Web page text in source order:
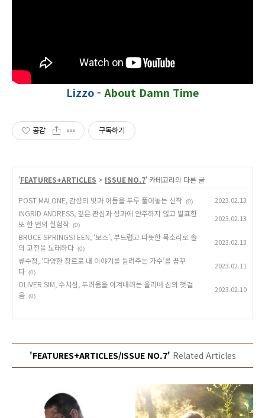
Lizzo - About Damn Time
공감 구독하기
'FEATURES+ARTICLES > ISSUE NO.7' 카테고리의 다른 글
POST MALONE, 감성의 빛과 어둠을 두루 풀어놓는 신작 (0) 2023.02.13
INGRID ANDRESS, 깊은 관심과 성과에 안주하지 않고 발표한
또 한 번의 실험작 (0)
2023.02.13
BRUCE SPRINGSTEEN, ‘보스’, 부드럽고 따뜻한 목소리로 솔
의 고전을 노래하다 (0)
2023.02.13
류수정, ‘다양한 장르로 내 이야기를 들려주는 가수’를 꿈꾸
다 (0)
2023.02.11
OLIVER SIM, 수치심, 두려움을 이겨내려는 올리버 심의 첫걸
음 (0)
2023.02.10
'FEATURES+ARTICLES/ISSUE NO.7' Related Articles